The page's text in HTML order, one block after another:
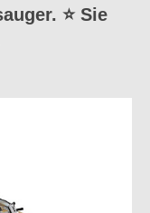
⭐ Sie